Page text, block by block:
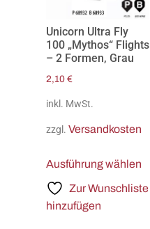
Unicorn Ultra Fly
100 „Mythos“ Flights
– 2 Formen, Grau
2,10 €
inkl. MwSt.
zzgl. Versandkosten
Ausführung wählen
Zur Wunschliste
hinzufügen